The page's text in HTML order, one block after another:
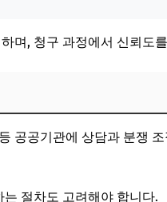
며, 청구 과정에서 신뢰도
공공기관에 상담과 분쟁
절차도 고려해야 합니다.